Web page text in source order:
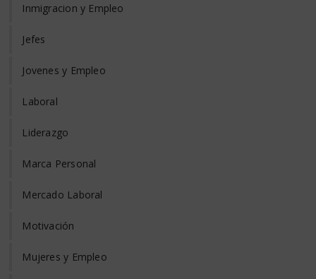
Inmigracion y Empleo
Jefes
Jovenes y Empleo
Laboral
Liderazgo
Marca Personal
Mercado Laboral
Motivación
Mujeres y Empleo